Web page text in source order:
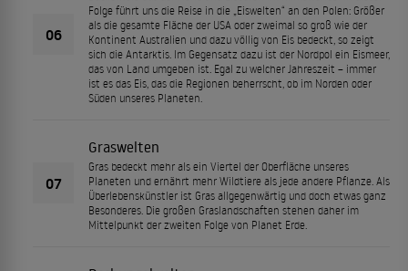
06
Folge führt uns die Reise in die „Eiswelten“ an den Polen: Größer
als die gesamte Fläche der USA oder zweimal so groß wie der
Kontinent Australien und dazu völlig von Eis bedeckt, so zeigt
sich die Antarktis. Im Gegensatz dazu ist der Nordpol ein Eismeer,
das von Land umgeben ist. Egal zu welcher Jahreszeit – immer
ist es das Eis, das die Regionen beherrscht, ob im Norden oder
Süden unseres Planeten.
07
Graswelten
Gras bedeckt mehr als ein Viertel der Oberfläche unseres
Planeten und ernährt mehr Wildtiere als jede andere Pflanze. Als
Überlebenskünstler ist Gras allgegenwärtig und doch etwas ganz
Besonderes. Die großen Graslandschaften stehen daher im
Mittelpunkt der zweiten Folge von Planet Erde.